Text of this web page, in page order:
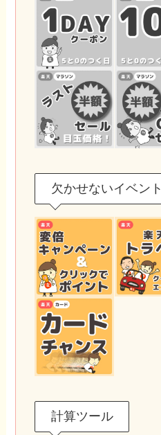
欠かせないイベント
計算ツール